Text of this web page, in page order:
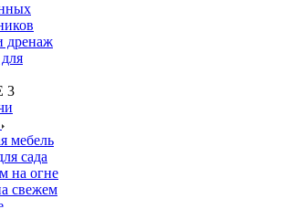
дренаж
3
мебель
сада
на огне
свежем